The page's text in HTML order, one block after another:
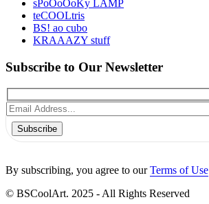
sPoOoOoKy LAMP
teCOOLtris
BS! ao cubo
KRAAAZY stuff
Subscribe to Our Newsletter
Subscribe
By subscribing, you agree to ourTerms of Use
© BSCoolArt. 2025 - All Rights Reserved